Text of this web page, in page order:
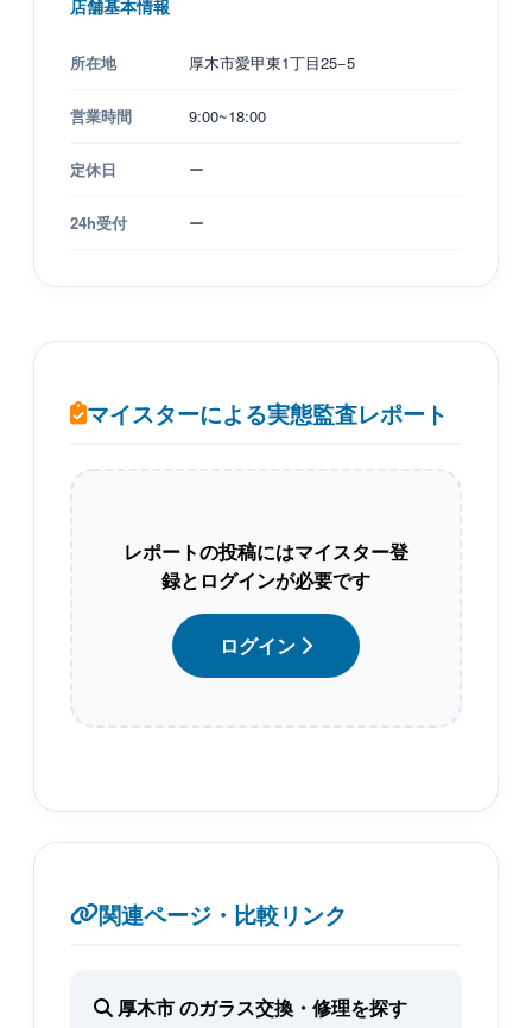
店舗基本情報
所在地 厚木市愛甲東1丁目25−5
営業時間 9:00~18:00
定休日 ー
24h受付 ー
マイスターによる実態監査レポート
レポートの投稿にはマイスター登
録とログインが必要です
ログイン
関連ページ・比較リンク
厚木市 のガラス交換・修理を探す